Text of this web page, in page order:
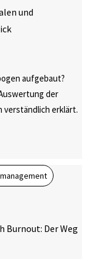
und
aufgebaut?
der
verständlich erklärt.
Burnout: Der Weg